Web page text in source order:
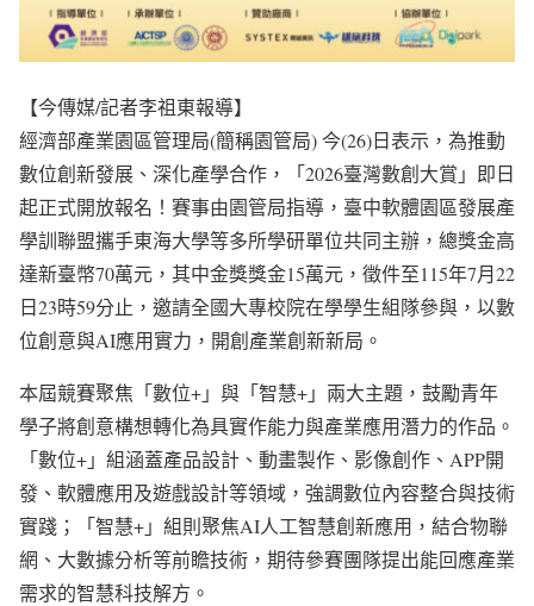
【今傳媒/記者李祖東報導】
經濟部產業園區管理局(簡稱園管局) 今(26)日表示，為推動
數位創新發展、深化產學合作，「2026臺灣數創大賞」即日
起正式開放報名！賽事由園管局指導，臺中軟體園區發展產
學訓聯盟攜手東海大學等多所學研單位共同主辦，總獎金高
達新臺幣70萬元，其中金獎獎金15萬元，徵件至115年7月22
日23時59分止，邀請全國大專校院在學學生組隊參與，以數
位創意與AI應用實力，開創產業創新新局。
本屆競賽聚焦「數位+」與「智慧+」兩大主題，鼓勵青年
學子將創意構想轉化為具實作能力與產業應用潛力的作品。
「數位+」組涵蓋產品設計、動畫製作、影像創作、APP開
發、軟體應用及遊戲設計等領域，強調數位內容整合與技術
實踐；「智慧+」組則聚焦AI人工智慧創新應用，結合物聯
網、大數據分析等前瞻技術，期待參賽團隊提出能回應產業
需求的智慧科技解方。